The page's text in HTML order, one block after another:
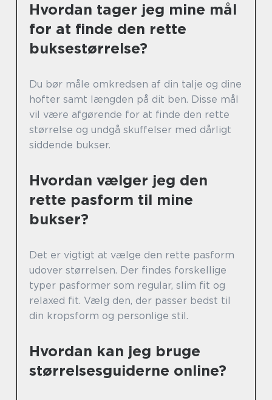
Hvordan tager jeg mine mål
for at finde den rette
buksestørrelse?
Du bør måle omkredsen af din talje og dine
hofter samt længden på dit ben. Disse mål
vil være afgørende for at finde den rette
størrelse og undgå skuffelser med dårligt
siddende bukser.
Hvordan vælger jeg den
rette pasform til mine
bukser?
Det er vigtigt at vælge den rette pasform
udover størrelsen. Der findes forskellige
typer pasformer som regular, slim fit og
relaxed fit. Vælg den, der passer bedst til
din kropsform og personlige stil.
Hvordan kan jeg bruge
størrelsesguiderne online?